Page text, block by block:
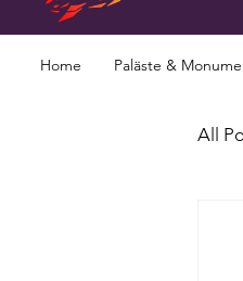
Home Paläste &
All